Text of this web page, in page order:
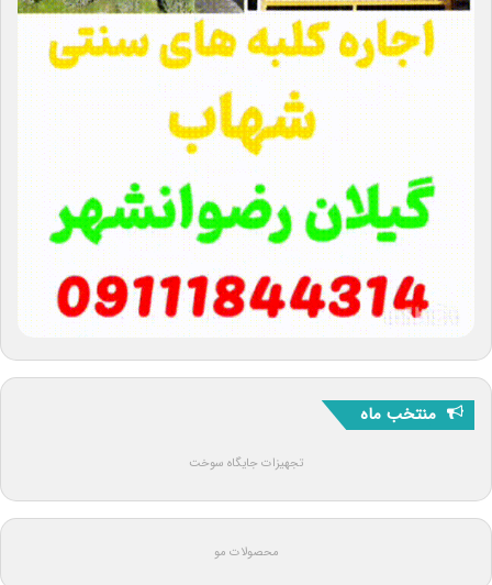
منتخب ماه
تجهیزات جایگاه سوخت
محصولات مو